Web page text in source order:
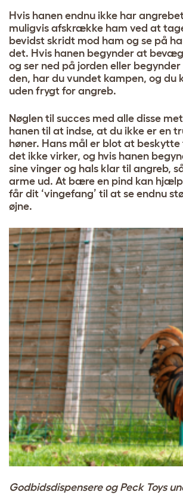
Hvis hanen endnu ikke har
muligvis afskrække ham ved at
bevidst skridt mod ham og se på
det. Hvis hanen begynder at
og ser ned på jorden eller
den, har du vundet kampen, og du
uden frygt for angreb.
Nøglen til succes med alle disse
hanen til at indse, at du ikke er en
høner. Hans mål er blot at beskytte
det ikke virker, og hvis hanen
sine vinger og hals klar til angreb,
arme ud. At bære en pind kan
får dit ‘vingefang’ til at se endnu
øjne.
Godbidsdispensere og Peck Toys